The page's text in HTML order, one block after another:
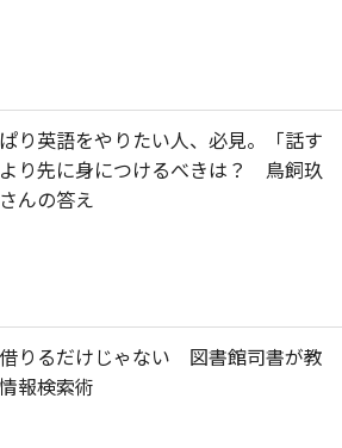
り英語をやりたい人、必見。「話す
り先に身につけるべきは？ 鳥飼玖
んの答え
りるだけじゃない 図書館司書が教
報検索術